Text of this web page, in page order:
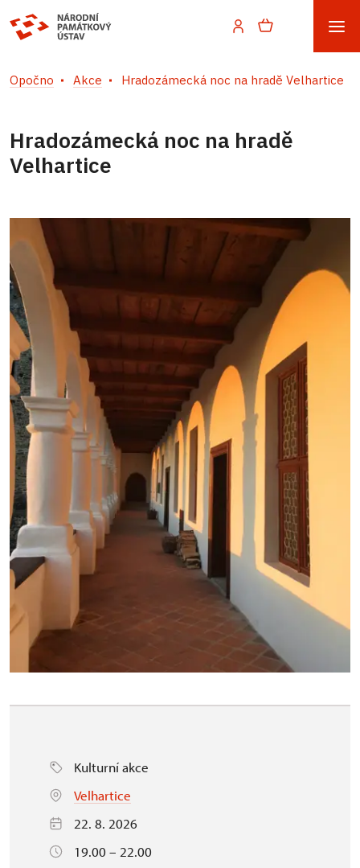
Opočno Akce Hradozámecká noc na hradě Velhartice
Hradozámecká noc na hradě
Velhartice
Kulturní akce
Velhartice
22. 8. 2026
19.00 – 22.00